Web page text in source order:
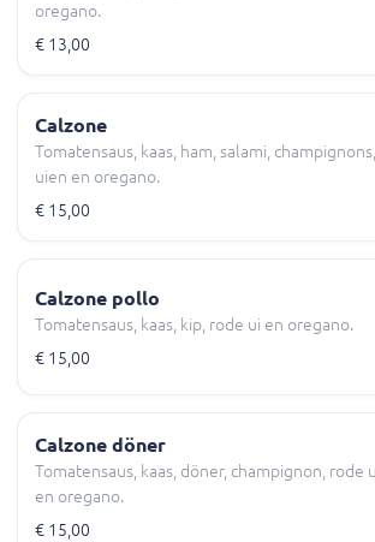
oregano.
€ 13,00
Calzone
Tomatensaus, kaas, ham, salami, champignons,
uien en oregano.
€ 15,00
Calzone pollo
Tomatensaus, kaas, kip, rode ui en oregano.
€ 15,00
Calzone döner
Tomatensaus, kaas, döner, champignon, rode
en oregano.
€ 15,00